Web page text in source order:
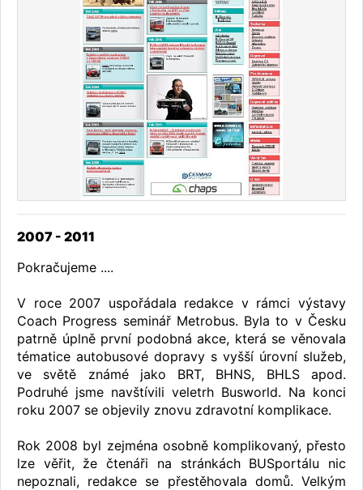
2007 - 2011
Pokračujeme ....
V roce 2007 uspořádala redakce v rámci výstavy
Coach Progress seminář Metrobus. Byla to v Česku
patrně úplně první podobná akce, která se věnovala
tématice autobusové dopravy s vyšší úrovní služeb,
ve světě známé jako BRT, BHNS, BHLS apod.
Podruhé jsme navštívili veletrh Busworld. Na konci
roku 2007 se objevily znovu zdravotní komplikace.
Rok 2008 byl zejména osobně komplikovaný, přesto
lze věřit, že čtenáři na stránkách BUSportálu nic
nepoznali, redakce se přestěhovala domů. Velkým